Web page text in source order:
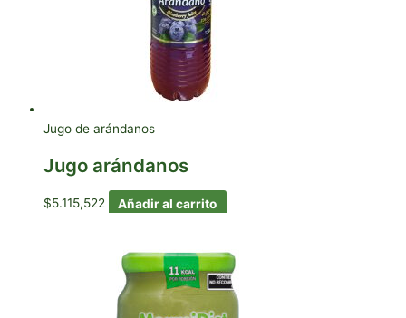
Jugo de arándanos
Jugo arándanos
$5.115,522 Añadir al carrito